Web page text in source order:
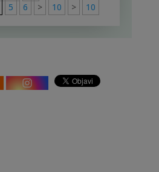
5 6 > 10 > 10